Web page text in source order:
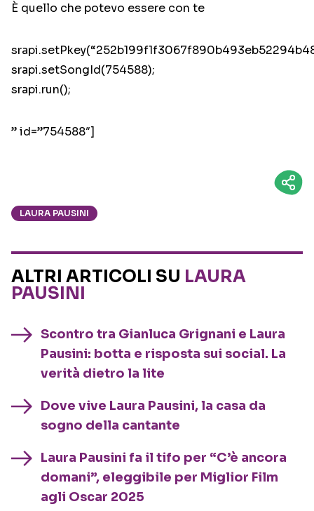
È quello che potevo essere con te
srapi.setSongId(754588);
srapi.run();
” id=”754588″]
LAURA PAUSINI
ALTRI ARTICOLI SU LAURA
PAUSINI
Scontro tra Gianluca Grignani e Laura
Pausini: botta e risposta sui social. La
verità dietro la lite
Dove vive Laura Pausini, la casa da
sogno della cantante
Laura Pausini fa il tifo per “C’è ancora
domani”, eleggibile per Miglior Film
agli Oscar 2025